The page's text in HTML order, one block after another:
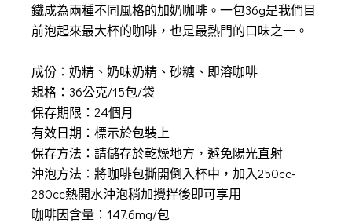
鐵成為兩種不同風格的加奶咖啡。一包36g是我們目
前泡起來最大杯的咖啡，也是最熱門的口味之一。
成份：奶精、奶味奶精、砂糖、即溶咖啡
規格：36公克/15包/袋
保存期限：24個月
有效日期：標示於包裝上
保存方法：請儲存於乾燥地方，避免陽光直射
沖泡方法：將咖啡包撕開倒入杯中，加入250cc-
280cc熱開水沖泡稍加攪拌後即可享用
咖啡因含量：147.6mg/包